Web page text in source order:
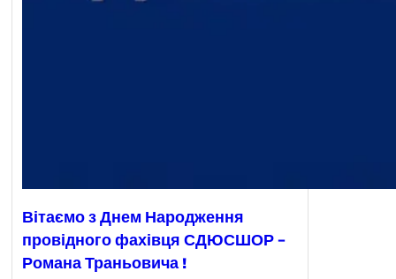
Вітаємо з Днем Народження
провідного фахівця СДЮСШОР –
Романа Траньовича !